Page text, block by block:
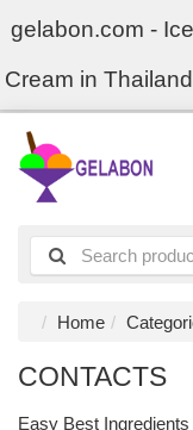
gelabon.com -
Cream in Thailand
Home
CONTACTS
Easy Best Ingredients